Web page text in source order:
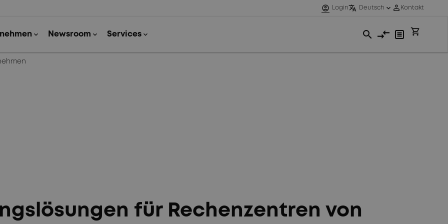
für Rechenzentren von